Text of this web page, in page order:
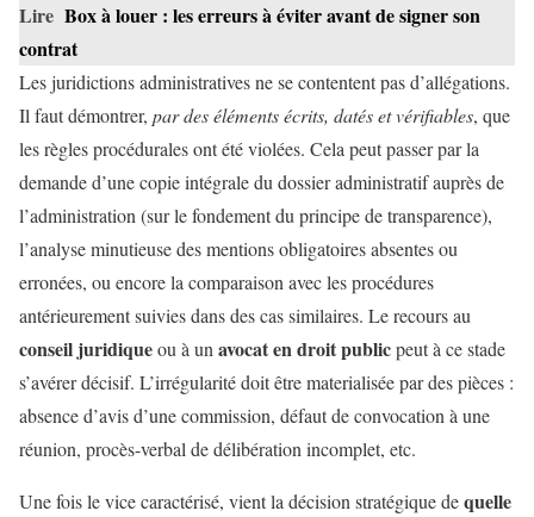
Lire Box à louer : les erreurs à éviter avant de signer son
contrat
Les juridictions administratives ne se contentent pas d’allégations.
Il faut démontrer, par des éléments écrits, datés et vérifiables, que
les règles procédurales ont été violées. Cela peut passer par la
demande d’une copie intégrale du dossier administratif auprès de
l’administration (sur le fondement du principe de transparence),
l’analyse minutieuse des mentions obligatoires absentes ou
erronées, ou encore la comparaison avec les procédures
antérieurement suivies dans des cas similaires. Le recours au
conseil juridiqueou à unavocat en droit publicpeut à ce stade
s’avérer décisif. L’irrégularité doit être materialisée par des pièces :
absence d’avis d’une commission, défaut de convocation à une
réunion, procès-verbal de délibération incomplet, etc.
Une fois le vice caractérisé, vient la décision stratégique dequelle